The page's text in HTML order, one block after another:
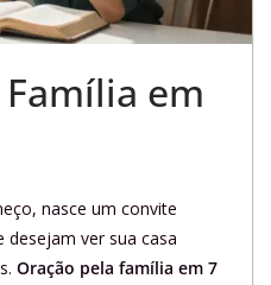
em
nasce um convite
ver sua casa
Oração pela família em 7